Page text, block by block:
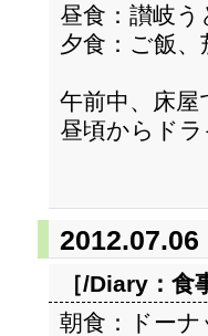
昼食：讃岐う
夕食：ご飯
午前中、床屋
昼頃からド
2012.07.06
［/Diary： 食
朝食：ドー